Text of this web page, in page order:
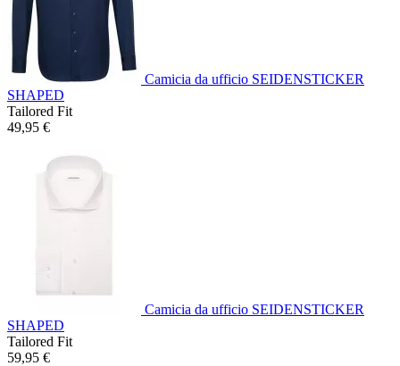
Camicia da ufficio SEIDENSTICKER
SHAPED
Tailored Fit
49,95 €
Camicia da ufficio SEIDENSTICKER
SHAPED
Tailored Fit
59,95 €